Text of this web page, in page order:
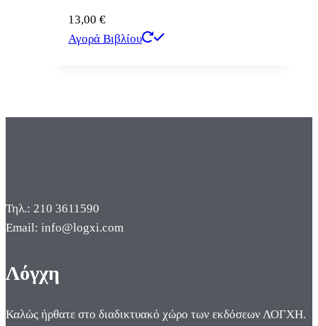
13,00 €
Αγορά Βιβλίου
Τηλ.: 210 3611590
Email: info@logxi.com
Λόγχη
Καλώς ήρθατε στο διαδικτυακό χώρο των εκδόσεων ΛΟΓΧΗ.